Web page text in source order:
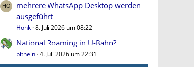
mehrere WhatsApp Desktop werden
ausgeführt
Honk 8. Juli 2026 um 08:22
National Roaming in U-Bahn?
pithein 4. Juli 2026 um 22:31